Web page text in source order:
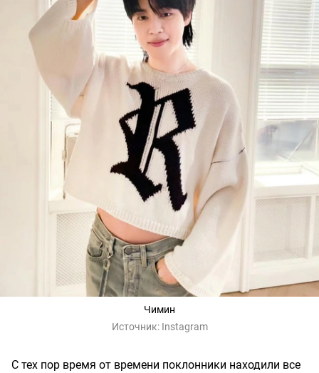
Чимин
Источник: Instagram
С тех пор время от времени поклонники находили все